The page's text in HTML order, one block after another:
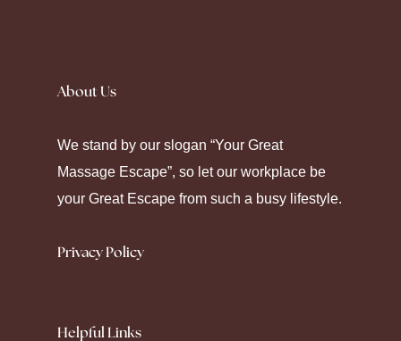
away. Seeking
pharmacy platforms offer diverse ways to
manage health through strategic
medication.
About Us
We stand by our slogan “Your Great
Massage Escape”, so let our workplace be
your Great Escape from such a busy lifestyle.
Privacy Policy
Helpful Links